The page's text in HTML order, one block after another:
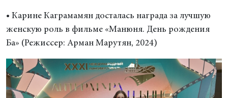
• Карине Каграмамян досталась награда за лучшую
женскую роль в фильме «Манюня. День рождения
Ба» (Режиссер: Арман Марутян, 2024)